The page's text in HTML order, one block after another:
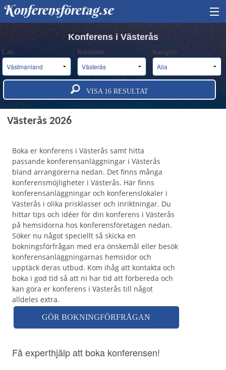
Konferensföretag.se
HITTA KONFERENS
BOKA KONFERENS
OM OSS
ANNONSERA
Konferens i Västerås
Län: Kommun: Kategori:
VISA 16 RESULTAT
Konferens och konferensanläggningar i
Västerås 2026
Boka er konferens i Västerås samt hitta
passande konferensanläggningar i Västerås
bland arrangörerna nedan. Det finns många
konferensmöjligheter i Västerås. Här finns
konferensanläggningar och konferenslokaler i
Västerås i olika prisklasser och inriktningar. Du
hittar tips och idéer för din konferens i Västerås
på hemsidorna hos konferensföretagen nedan.
Söker nu något speciellt så skicka en
bokningsförfrågan med era önskemål eller besök
konferensanläggningarnas hemsidor och
upptäck deras utbud. Kom ihåg att kontakta och
boka i god tid så att ni har tid att förbereda och
kan göra er konferens i Västerås till något
alldeles extra.
GÖR BOKNINGFÖRFRÅGAN
Få experthjälp att boka konferensen!